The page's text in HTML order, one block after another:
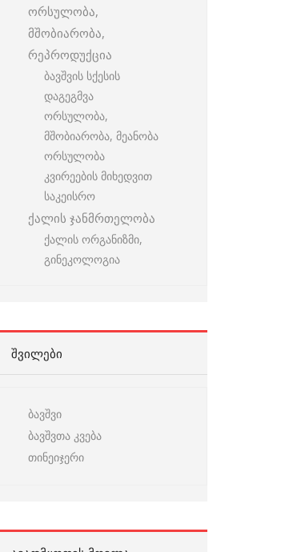
ორსულობა,
მშობიარობა,
რეპროდუქცია
ბავშვის სქესის
დაგეგმვა
ორსულობა,
მშობიარობა, მეანობა
ორსულობა
კვირეების მიხედვით
საკეისრო
ქალის ჯანმრთელობა
ქალის ორგანიზმი,
გინეკოლოგია
ᲨᲕᲘᲚᲔᲑᲘ
ბავშვი
ბავშვთა კვება
თინეიჯერი